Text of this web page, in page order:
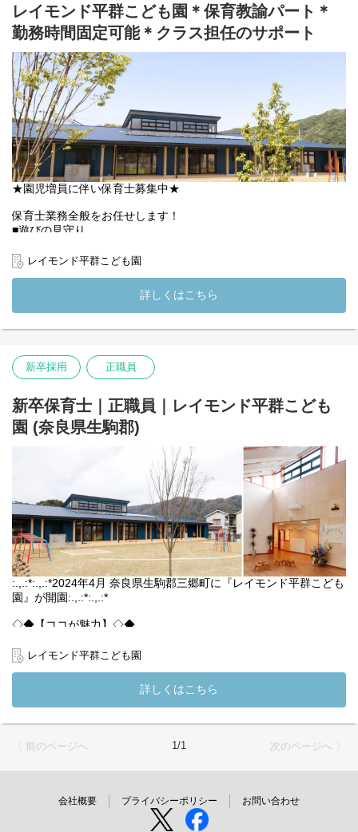
「レイモンド平群こども園」で、子ども主体の保育を一緒に行い
ませんか？
◇◆【私たちが大切にしていること】◇◆
檸檬会のビジョンは「本当に子どものための保育を」。
乳児の育児担当保育や、コーナー保育の導入を行うことで、子ど
も一人ひとりの気持ちに寄り添うような保育を行っています♪
1日のスケジュールを保育者が決めて、「これから◎◎の時間で
す」と指示を出す「大人の都合の保育」ではなく、子どもが様々
なものに興味を持ち、自分たちで考えて行動できるような、「子
どもの主体性を大切にする保育」を実現しています。
(変更の範囲）法人の定める業務
レイモンド平群こども園＊保育教諭パート＊
勤務時間固定可能＊クラス担任のサポート
★園児増員に伴い保育士募集中★
保育士業務全般をお任せします！
■遊びの見守り
■活動や行事のフォロー
■清掃・除菌等
★求める人物像★
・子どもの「なんだろう」を一緒に考えられる方
・子どもと一緒に楽しめる方
あなたも是非、あなたらしく、一緒に保育をしてみませんか？
「大人の都合の保育」ではなく、子どもの「なんだろう？」を大
ピアノスキルは不問です。入職後の練習やノルマは一切ございま
せんので、苦手な方も安心してご応募ください
まずは、園見学からでもOK
お気軽にお声がけください。
(変更の範囲）法人の定める業務
レイモンド平群こども園
詳しくはこちら
新卒採用 正職員
新卒保育士｜正職員｜レイモンド平群こども
園 (奈良県生駒郡)
:.,.:*:.,.:*2024年4月 奈良県生駒郡三郷町に『レイモンド平群こども
園』が開園:.,.:*:.,.:*
◇◆【ココが魅力】◇◆
【理念】大人の都合で押し付ける保育ではなく、「子ども主体」
の保育
【勤務環境】充実した福利厚生、手厚い手当
【地域一丸となったコミュニティ】高齢者・障がい者・子どもた
ちの関わり
【相談しやすい環境】全国の檸檬会職員と繋がるSNSも
レイモンド平群こども園では園見学も実施しております◎
レイモンド平群こども園
詳しくはこちら
〈 前のページへ 1/1 次のページへ 〉
会社概要 プライバシーポリシー お問い合わせ